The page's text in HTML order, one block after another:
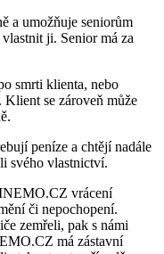
a umožňuje seniorům
ji. Senior má za
smrti klienta, nebo
se zároveň může
peníze a chtějí nadále
svého vlastnictví.
vrácení
či nepochopení.
zemřeli, pak s námi
má zástavní